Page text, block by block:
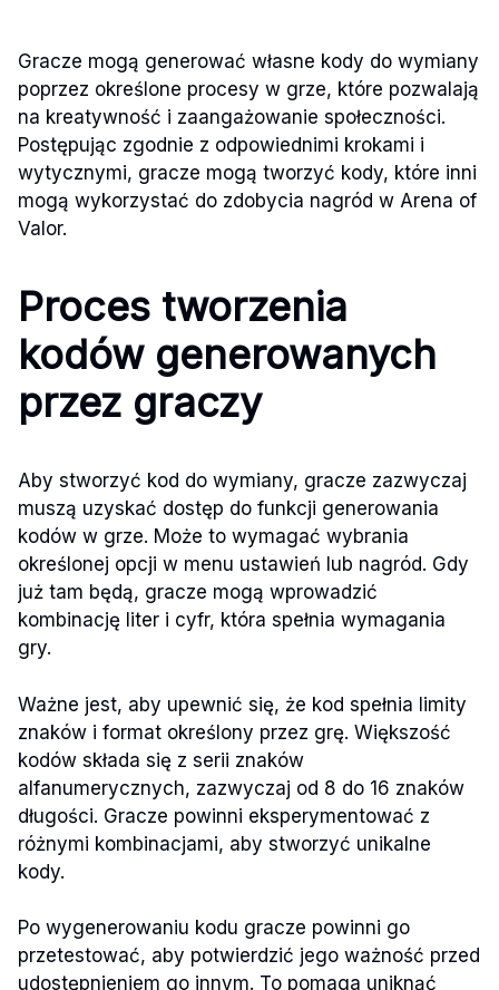
Gracze mogą generować własne kody do wymiany
poprzez określone procesy w grze, które pozwalają
na kreatywność i zaangażowanie społeczności.
Postępując zgodnie z odpowiednimi krokami i
wytycznymi, gracze mogą tworzyć kody, które inni
mogą wykorzystać do zdobycia nagród w Arena of
Valor.
Proces tworzenia
kodów generowanych
przez graczy
Aby stworzyć kod do wymiany, gracze zazwyczaj
muszą uzyskać dostęp do funkcji generowania
kodów w grze. Może to wymagać wybrania
określonej opcji w menu ustawień lub nagród. Gdy
już tam będą, gracze mogą wprowadzić
kombinację liter i cyfr, która spełnia wymagania
gry.
Ważne jest, aby upewnić się, że kod spełnia limity
znaków i format określony przez grę. Większość
kodów składa się z serii znaków
alfanumerycznych, zazwyczaj od 8 do 16 znaków
długości. Gracze powinni eksperymentować z
różnymi kombinacjami, aby stworzyć unikalne
kody.
Po wygenerowaniu kodu gracze powinni go
przetestować, aby potwierdzić jego ważność przed
udostępnieniem go innym. To pomaga uniknąć